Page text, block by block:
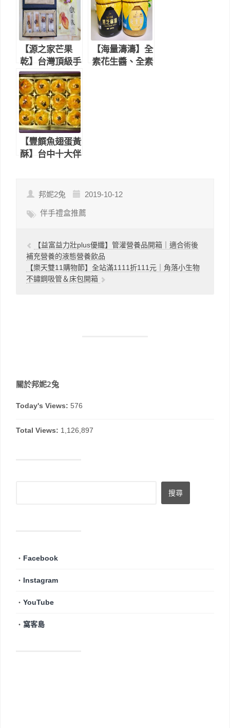
可以團購宅配囉
禮自用兩相宜
【源之家芒果
乾】台灣頂級手
作芒果乾禮盒、
美食米其林三星
高檔禮盒、完美
呈現愛文芒果的
香甜好滋味！
【海量濤濤】全
素花生醬、全素
【豐饌魚翅蛋黃
酥】台中十大伴
不膩-中秋送禮
邦妮2兔 2019-10-12
伴手禮盒推薦
【益富益力壯plus優纖】管灌營養品開箱｜適合術後
補充營養的液態營養飲品
【樂天雙11購物節】全站滿1111折111元｜角落小生物
不鏽鋼吸管＆床包開箱
關於邦妮2兔
Today's Views: 576
Total Views: 1,126,897
・ Facebook
・ Instagram
・ YouTube
・ 窩客島